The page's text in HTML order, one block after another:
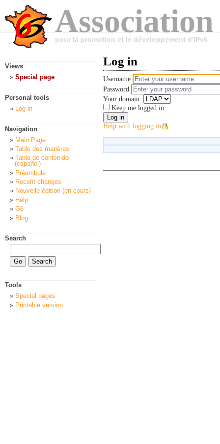
pour la promotion et le développement d'IPv6
Log in
Username
Password
Your domain:
Keep me logged in
Help with logging in
Views
Special page
Personal tools
Log in
Navigation
Main Page
Table des matières
Tabla de contenido
(español)
Préambule
Recent changes
Nouvelle édition (en cours)
Help
G6
Blog
Search
Tools
Special pages
Printable version